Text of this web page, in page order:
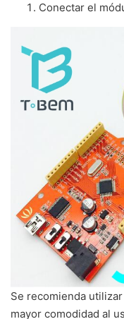
Conectar el
Se recomienda
mayor comodidad al